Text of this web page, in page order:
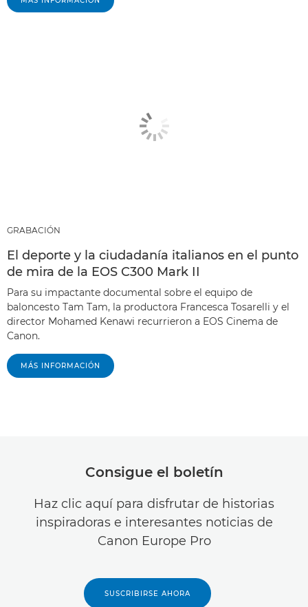
GRABACIÓN
El deporte y la ciudadanía italianos en el punto
de mira de la EOS C300 Mark II
Para su impactante documental sobre el equipo de
baloncesto Tam Tam, la productora Francesca Tosarelli y el
director Mohamed Kenawi recurrieron a EOS Cinema de
Canon.
MÁS INFORMACIÓN
Consigue el boletín
Haz clic aquí para disfrutar de historias
inspiradoras e interesantes noticias de
Canon Europe Pro
SUSCRIBIRSE AHORA